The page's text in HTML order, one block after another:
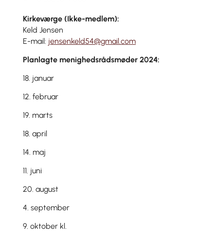
Kirkeværge (Ikke-medlem):
Keld Jensen
E-mail: jensenkeld54@gmail.com
Planlagte menighedsrådsmøder 2024:
18. januar
12. februar
19. marts
18. april
14. maj
11. juni
20. august
4. september
9. oktober kl.